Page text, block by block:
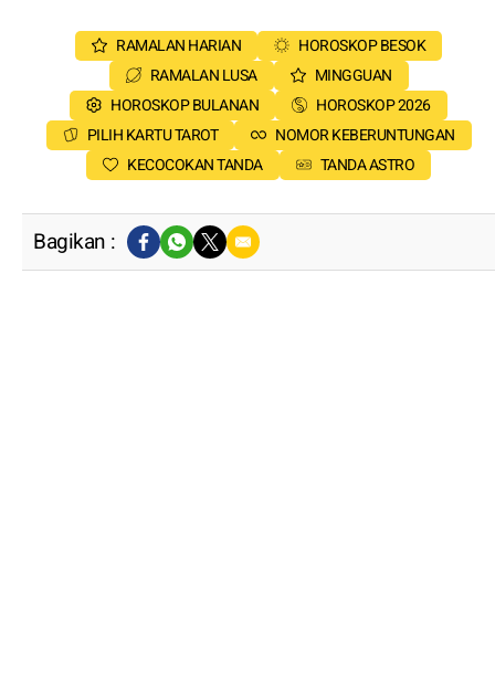
RAMALAN HARIAN
HOROSKOP BESOK
RAMALAN LUSA
MINGGUAN
HOROSKOP BULANAN
HOROSKOP 2026
PILIH KARTU TAROT
NOMOR KEBERUNTUNGAN
KECOCOKAN TANDA
TANDA ASTRO
Bagikan :